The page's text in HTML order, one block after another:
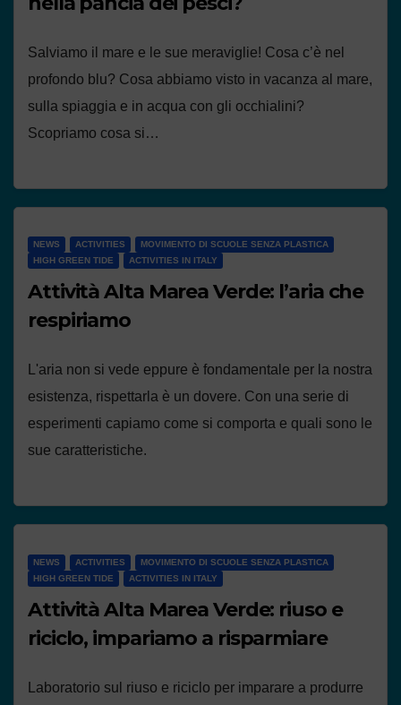
Salviamo il mare e le sue meraviglie! Cosa c’è nel
profondo blu? Cosa abbiamo visto in vacanza al mare,
sulla spiaggia e in acqua con gli occhialini?
Scopriamo cosa si…
NEWS ACTIVITIES
MOVIMENTO DI SCUOLE SENZA PLASTICA
HIGH GREEN TIDE
ACTIVITIES IN ITALY
Attività Alta Marea Verde: l’aria che
respiriamo
L'aria non si vede eppure è fondamentale per la nostra
esistenza, rispettarla è un dovere. Con una serie di
esperimenti capiamo come si comporta e quali sono le
sue caratteristiche.
NEWS ACTIVITIES
MOVIMENTO DI SCUOLE SENZA PLASTICA
HIGH GREEN TIDE
ACTIVITIES IN ITALY
Attività Alta Marea Verde: riuso e
riciclo, impariamo a risparmiare
Laboratorio sul riuso e riciclo per imparare a produrre